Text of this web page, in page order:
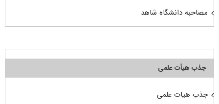
مصاحبه دانشگاه شاهد
جذب هیأت علمی
جذب هیات علمی